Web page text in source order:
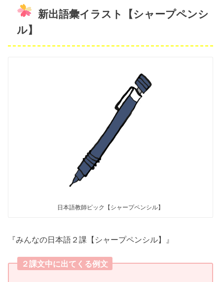
新出語彙イラスト【シャープペンシ
ル】
日本語教師ピック【シャープペンシル】
『みんなの日本語２課【シャープペンシル】』
２課文中に出てくる例文